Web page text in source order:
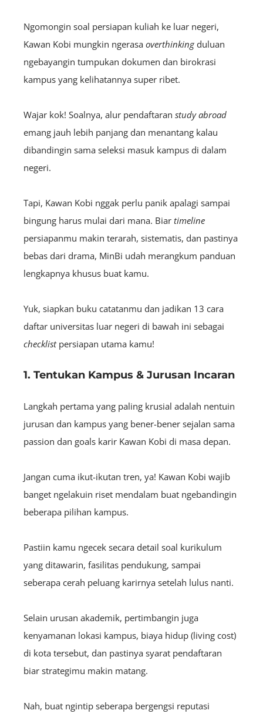
Ngomongin soal persiapan kuliah ke luar negeri,
Kawan Kobi mungkin ngerasa overthinkingduluan
ngebayangin tumpukan dokumen dan birokrasi
kampus yang kelihatannya super ribet.
Wajar kok! Soalnya, alur pendaftaran study abroad
emang jauh lebih panjang dan menantang kalau
dibandingin sama seleksi masuk kampus di dalam
negeri.
Tapi, Kawan Kobi nggak perlu panik apalagi sampai
bingung harus mulai dari mana. Biar timeline
persiapanmu makin terarah, sistematis, dan pastinya
bebas dari drama, MinBi udah merangkum panduan
lengkapnya khusus buat kamu.
Yuk, siapkan buku catatanmu dan jadikan 13 cara
daftar universitas luar negeri di bawah ini sebagai
checklistpersiapan utama kamu!
1. Tentukan Kampus & Jurusan Incaran
Langkah pertama yang paling krusial adalah nentuin
jurusan dan kampus yang bener-bener sejalan sama
passion dan goals karir Kawan Kobi di masa depan.
Jangan cuma ikut-ikutan tren, ya! Kawan Kobi wajib
banget ngelakuin riset mendalam buat ngebandingin
beberapa pilihan kampus.
Pastiin kamu ngecek secara detail soal kurikulum
yang ditawarin, fasilitas pendukung, sampai
seberapa cerah peluang karirnya setelah lulus nanti.
Selain urusan akademik, pertimbangin juga
kenyamanan lokasi kampus, biaya hidup (living cost)
di kota tersebut, dan pastinya syarat pendaftaran
biar strategimu makin matang.
Nah, buat ngintip seberapa bergengsi reputasi